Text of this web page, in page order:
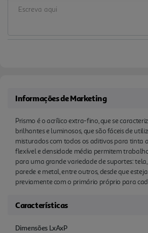
Informações de Marketing
Prismo é o acrílico extra-fino, que se
brilhantes e luminosos, que são fáceis de
misturados com todos os aditivos para tinta
flexível e densidade média permitem
para uma grande variedade de suportes:
parede e metal, entre outros, desde que
previamente com o primário próprio para
Características
Dimensões LxAxP